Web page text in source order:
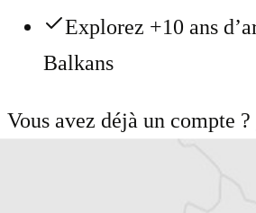
Explorez +10 ans
Balkans
Vous avez déjà un compte ?